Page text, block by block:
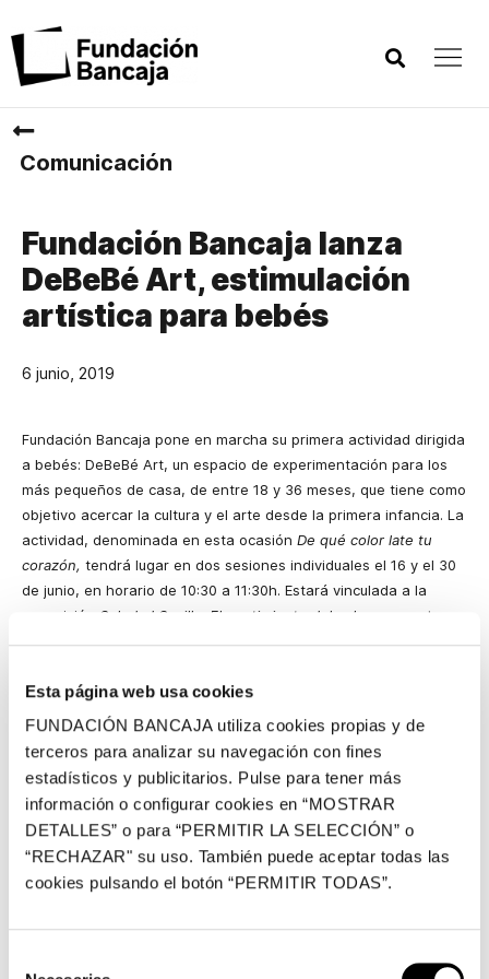
Esta página web usa cookies
FUNDACIÓN BANCAJA utiliza cookies propias y de
terceros para analizar su navegación con fines
estadísticos y publicitarios. Pulse para tener más
información o configurar cookies en “MOSTRAR
DETALLES” o para “PERMITIR LA SELECCIÓN” o
“RECHAZAR" su uso. También puede aceptar todas las
cookies pulsando el botón “PERMITIR TODAS”.
Comunicación
Fundación Bancaja lanza
DeBeBé Art, estimulación
artística para bebés
6 junio, 2019
Fundación Bancaja pone en marcha su primera actividad dirigida
a bebés: DeBeBé Art, un espacio de experimentación para los
más pequeños de casa, de entre 18 y 36 meses, que tiene como
objetivo acercar la cultura y el arte desde la primera infancia. La
actividad, denominada en esta ocasión De qué color late tu
corazón, tendrá lugar en dos sesiones individuales el 16 y el 30
de junio, en horario de 10:30 a 11:30h. Estará vinculada a la
exposición
Soledad Sevilla. El sentimiento del color
, presente en
colores mediante la lectura coral del libro ‘La reina de los
colores’, con el que, además de reflexionar sobre los
sentimientos que les provoca cada tonalidad, realizarán una
actividad en grupo para clasificar por colores una serie de
elementos de la vida cotidiana. A continuación, tras un ejercicio
de expresión corporal, el grupo se acercará a contemplar la
instalación temporal de Soledad Sevilla ‘Te llamaré hoja’. Allí, en
la sala de la exposición, descubrirán diferentes formas y
último, cada bebé dará rienda suelta a la creatividad con